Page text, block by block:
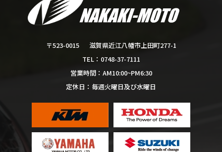
〒523-0015 滋賀県近江八幡市上田町277-1
TEL： 0748-37-7111
営業時間： AM10:00~PM6:30
定休日： 毎週火曜日及び水曜日